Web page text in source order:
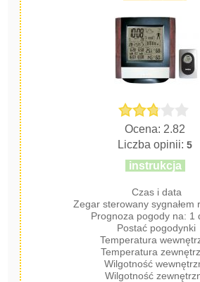
Ocena: 2.82
Liczba opinii:5
instrukcja
Czas i data
Zegar sterowany sygnałem
Prognoza pogody na: 1
Postać pogodynki
Temperatura
Temperatura
Wilgotność
Wilgotność